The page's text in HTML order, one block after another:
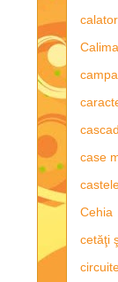
case
Cehia
cetăţi